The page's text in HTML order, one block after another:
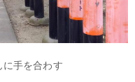
手を合わす